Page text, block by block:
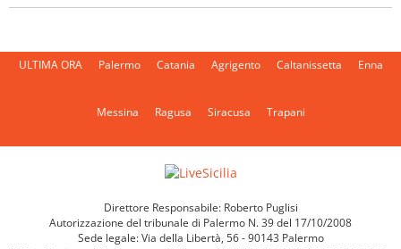
ULTIMA ORA Palermo Catania Agrigento Caltanissetta Enna
Messina Ragusa Siracusa Trapani
Direttore Responsabile: Roberto Puglisi
Autorizzazione del tribunale di Palermo N. 39 del 17/10/2008
Sede legale: Via della Libertà, 56 - 90143 Palermo